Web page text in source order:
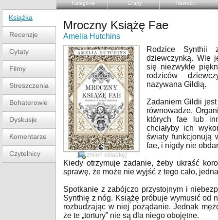
Kategorie Grupy Nowości
Książka
Recenzje
Cytaty
Filmy
Streszczenia
Bohaterowie
Dyskusje
Komentarze
Czytelnicy
Mroczny Książę Fae
Amelia Hutchins
[ zmień okładkę]
Rodzice Synthii
dziewczynką. Wie
się niezwykle
rodziców
nazywana Gildią.
Zadaniem Gildii
równowadze.
których fae lub
chciałyby ich
światy funkcjonują
fae, i nigdy nie
Kiedy otrzymuje zadanie, żeby ukraść
sprawę, że może nie wyjść z tego cało,
Spotkanie z zabójczo przystojnym i
Synthię z nóg. Książę próbuje wymusić od
rozbudzając w niej pożądanie. Jednak
że te „tortury” nie są dla niego obojętne.